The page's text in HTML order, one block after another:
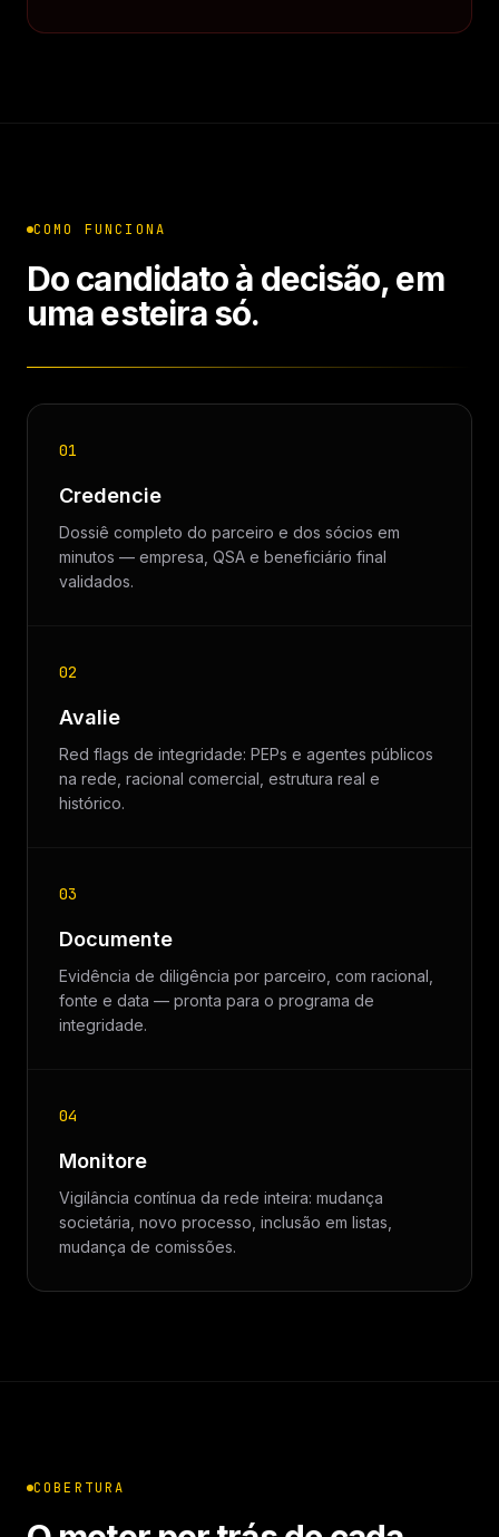
COMO FUNCIONA
Do candidato à decisão, em
uma esteira só.
01
Credencie
Dossiê completo do parceiro e dos sócios em
minutos — empresa, QSA e beneficiário final
validados.
02
Avalie
Red flags de integridade: PEPs e agentes públicos
na rede, racional comercial, estrutura real e
histórico.
03
Documente
Evidência de diligência por parceiro, com racional,
fonte e data — pronta para o programa de
integridade.
04
Monitore
Vigilância contínua da rede inteira: mudança
societária, novo processo, inclusão em listas,
mudança de comissões.
COBERTURA